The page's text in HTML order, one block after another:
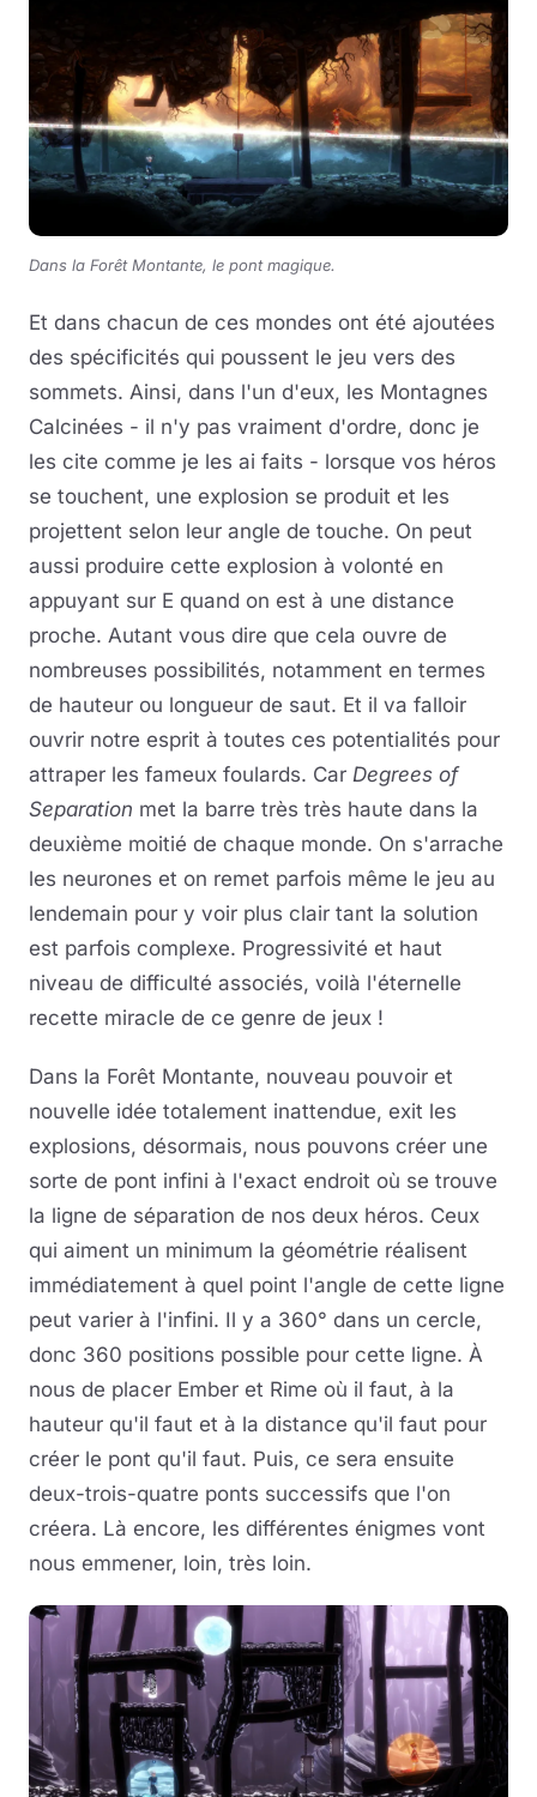
Dans la Forêt Montante, le pont magique.
Et dans chacun de ces mondes ont été ajoutées
des spécificités qui poussent le jeu vers des
sommets. Ainsi, dans l'un d'eux, les Montagnes
Calcinées - il n'y pas vraiment d'ordre, donc je
les cite comme je les ai faits - lorsque vos héros
se touchent, une explosion se produit et les
projettent selon leur angle de touche. On peut
aussi produire cette explosion à volonté en
appuyant sur E quand on est à une distance
proche. Autant vous dire que cela ouvre de
nombreuses possibilités, notamment en termes
de hauteur ou longueur de saut. Et il va falloir
ouvrir notre esprit à toutes ces potentialités pour
attraper les fameux foulards. Car Degrees of
Separation met la barre très très haute dans la
deuxième moitié de chaque monde. On s'arrache
les neurones et on remet parfois même le jeu au
lendemain pour y voir plus clair tant la solution
est parfois complexe. Progressivité et haut
niveau de difficulté associés, voilà l'éternelle
recette miracle de ce genre de jeux !
Dans la Forêt Montante, nouveau pouvoir et
nouvelle idée totalement inattendue, exit les
explosions, désormais, nous pouvons créer une
sorte de pont infini à l'exact endroit où se trouve
la ligne de séparation de nos deux héros. Ceux
qui aiment un minimum la géométrie réalisent
immédiatement à quel point l'angle de cette ligne
peut varier à l'infini. Il y a 360° dans un cercle,
donc 360 positions possible pour cette ligne. À
nous de placer Ember et Rime où il faut, à la
hauteur qu'il faut et à la distance qu'il faut pour
créer le pont qu'il faut. Puis, ce sera ensuite
deux-trois-quatre ponts successifs que l'on
créera. Là encore, les différentes énigmes vont
nous emmener, loin, très loin.